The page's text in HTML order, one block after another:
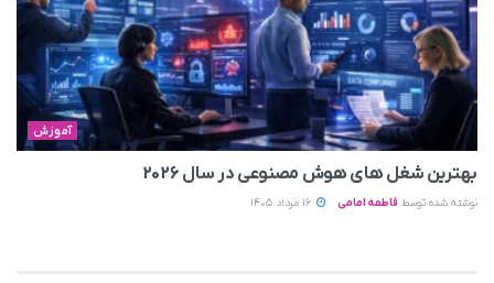
آموزش
بهترین شغل های هوش مصنوعی در سال ۲۰۲۶
نوشته شده توسط فاطمه امامی